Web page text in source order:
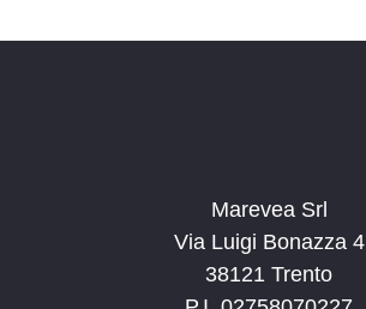
Marevea Srl
Via Luigi Bonazza 4
38121 Trento